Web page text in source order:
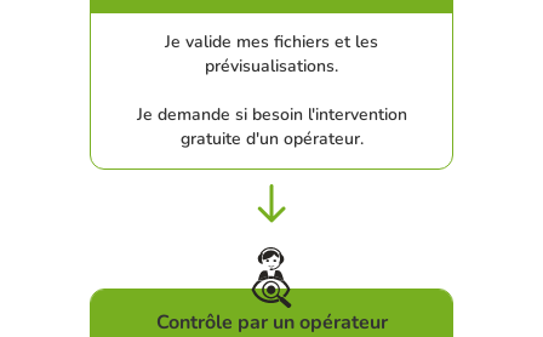
Je valide mes fichiers et les
prévisualisations.
Je demande si besoin l'intervention
gratuite d'un opérateur.
Contrôle par un opérateur